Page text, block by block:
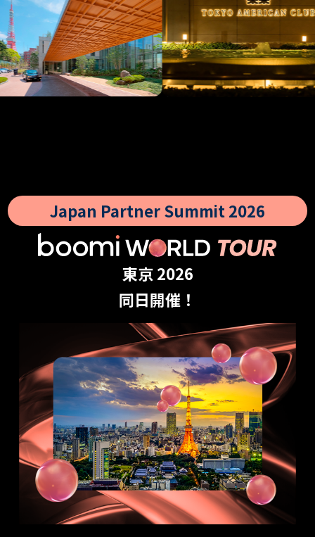
Japan Partner Summit 2026
東京 2026
同日開催！